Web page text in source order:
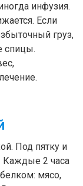
инфузия.
Если
груз,
спицы.
Под пятку и
Каждые 2 часа
мясо,